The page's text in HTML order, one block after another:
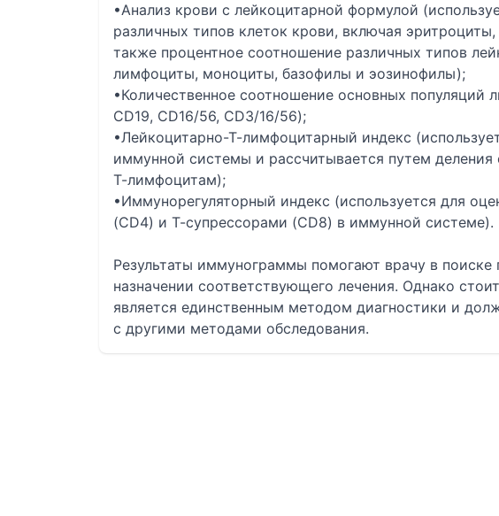
•Анализ крови с лейкоцитарной формулой
различных типов клеток крови, включая
также процентное соотношение различных типов
лимфоциты, моноциты, базофилы и эозинофилы);
•Количественное соотношение основных
CD19, CD16/56, CD3/16/56);
•Лейкоцитарно-Т-лимфоцитарный индекс
иммунной системы и рассчитывается путем деления
Т-лимфоцитам);
•Иммунорегуляторный индекс (используется для
(CD4) и Т-супрессорами (CD8) в иммунной системе).
Результаты иммунограммы помогают врачу в поиске
назначении соответствующего лечения. Однако
является единственным методом диагностики и
с другими методами обследования.